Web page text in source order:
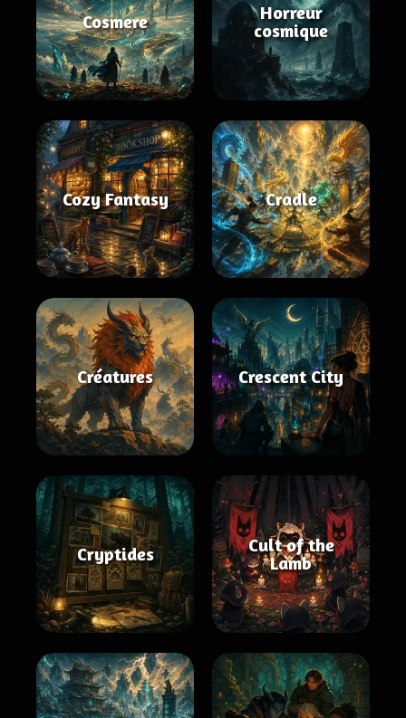
Cosmere
Horreur
cosmique
Cozy Fantasy Cradle
Créatures Crescent City
Cryptides
Cult of the
Lamb